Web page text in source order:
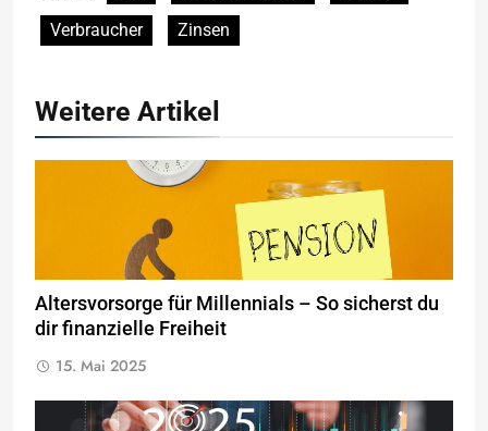
Verbraucher
Zinsen
Weitere Artikel
Altersvorsorge für Millennials – So sicherst du
dir finanzielle Freiheit
15. Mai 2025